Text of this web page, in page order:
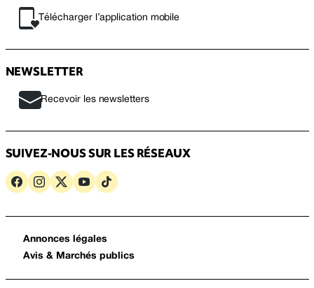
Télécharger l’application mobile
NEWSLETTER
Recevoir les newsletters
SUIVEZ-NOUS SUR LES RÉSEAUX
Annonces légales
Avis & Marchés publics